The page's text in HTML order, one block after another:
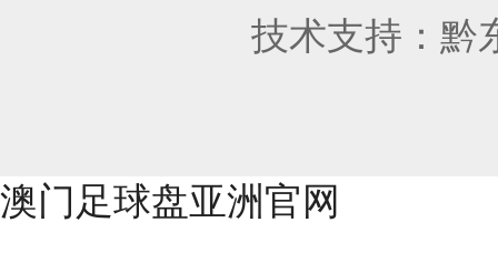
技术支持： 黔
澳门足球盘亚洲官网